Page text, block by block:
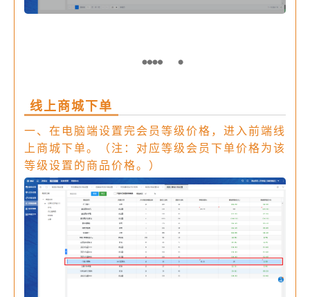
线上商城下单
一、在电脑端设置完会员等级价格，进入前端线
上商城下单。（注：对应等级会员下单价格为该
等级设置的商品价格。）